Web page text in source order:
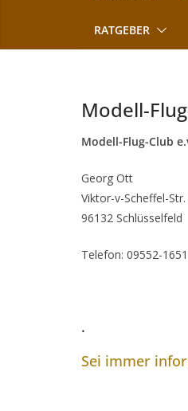
RATGEBER
Modell-
Modell-Flug-Club
Georg Ott
Viktor-v-Scheffel-
96132 Schlüsselfeld
Telefon: 09552-1651
.
Sei immer